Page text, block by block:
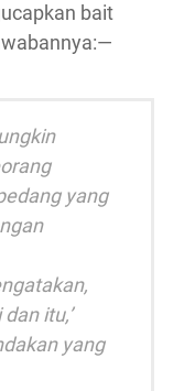
bait
yang
itu,’
yang